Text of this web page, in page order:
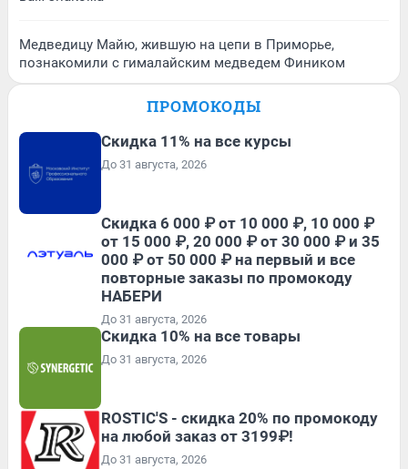
Медведицу Майю, жившую на цепи в Приморье,
познакомили с гималайским медведем Фиником
ПРОМОКОДЫ
Скидка 11% на все курсы
До 31 августа, 2026
Скидка 6 000 ₽ от 10 000 ₽, 10 000 ₽
от 15 000 ₽, 20 000 ₽ от 30 000 ₽ и 35
000 ₽ от 50 000 ₽ на первый и все
повторные заказы по промокоду
НАБЕРИ
До 31 августа, 2026
Скидка 10% на все товары
До 31 августа, 2026
ROSTIC'S - скидка 20% по промокоду
на любой заказ от 3199₽!
До 31 августа, 2026